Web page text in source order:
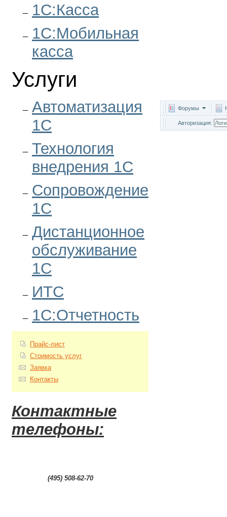
1С:Касса
1С:Мобильная
касса
Услуги
Автоматизация
1С
Технология
внедрения 1С
Сопровождение
1С
Дистанционное
обслуживание
1С
ИТС
1С:Отчетность
Прайс-лист
Стоимость услуг
Заявка
Контакты
Контактные
телефоны:
(495) 508-62-70
Форумы
Авторизация: